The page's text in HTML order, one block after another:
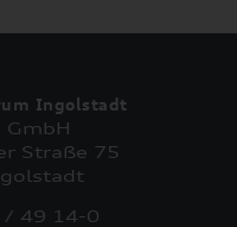
Ingolstadt
GmbH
Straße 75
/ 49 14-0